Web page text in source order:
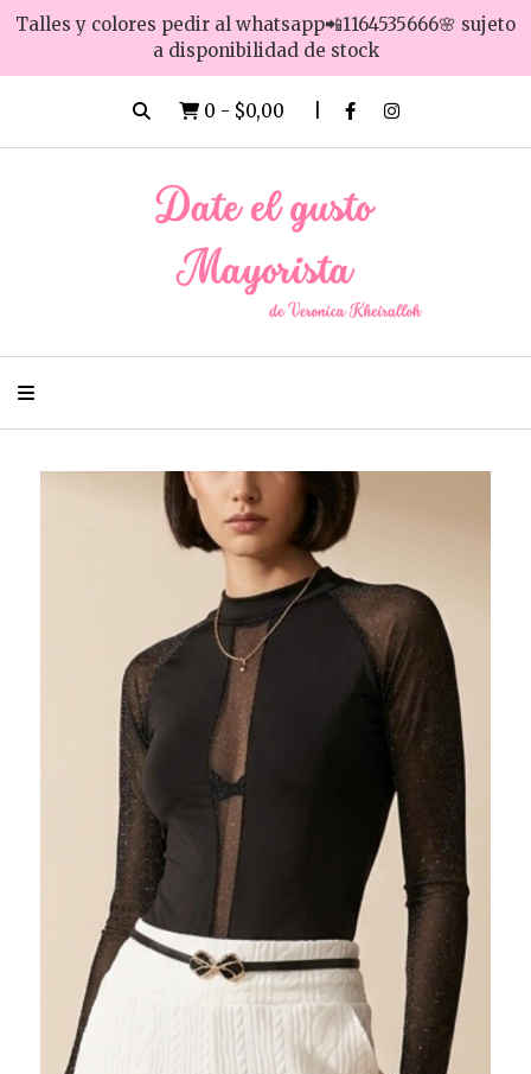
Talles y colores pedir al whatsapp📲1164535666🌸 sujeto
a disponibilidad de stock
0 - $0,00